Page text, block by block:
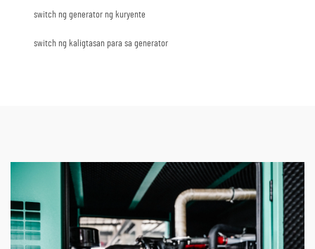
switch ng generator ng kuryente
switch ng kaligtasan para sa generator